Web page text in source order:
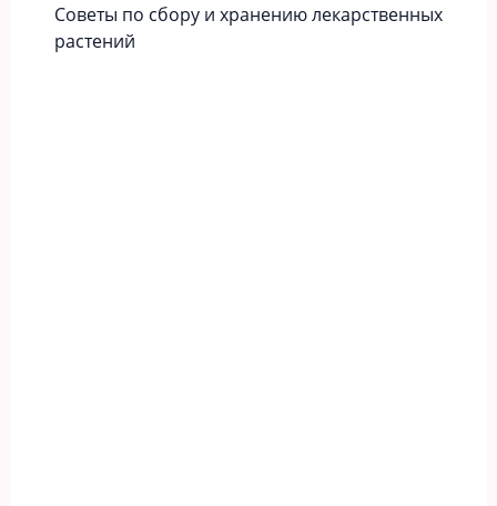
Советы по сбору и хранению лекарственных
растений